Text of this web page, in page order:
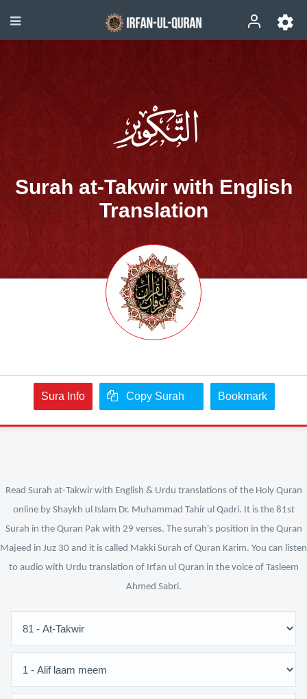
Surah at-Takwir with English
Translation
Sura Info Copy Surah Bookmark
Read Surah at-Takwir with English & Urdu translations of the Holy Quran
online by Shaykh ul Islam Dr. Muhammad Tahir ul Qadri. It is the 81st
Surah in the Quran Pak with 29 verses. The surah's position in the Quran
Majeed in Juz 30 and it is called Makki Surah of Quran Karim. You can listen
to audio with Urdu translation of Irfan ul Quran in the voice of Tasleem
Ahmed Sabri.